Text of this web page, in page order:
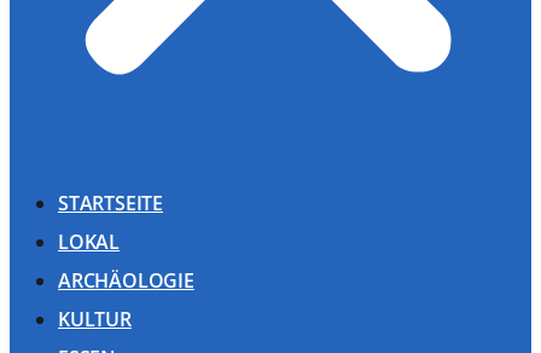
STARTSEITE
LOKAL
ARCHÄOLOGIE
KULTUR